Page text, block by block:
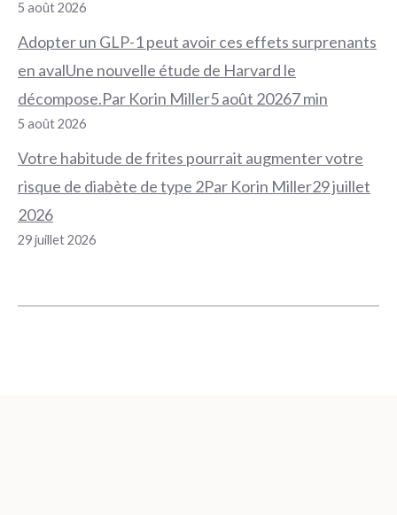
5 août 2026
Adopter un GLP-1 peut avoir ces effets surprenants
en avalUne nouvelle étude de Harvard le
décompose.Par Korin Miller5 août 20267 min
5 août 2026
Votre habitude de frites pourrait augmenter votre
risque de diabète de type 2Par Korin Miller29 juillet
2026
29 juillet 2026